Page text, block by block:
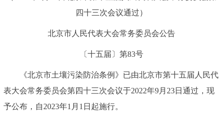
四十三次会议通过）
北京市人民代表大会常务委员会公告
〔十五届〕第83号
《北京市土壤污染防治条例》已由北京市第十五届人民代
表大会常务委员会第四十三次会议于2022年9月23日通过，现
予公布，自2023年1月1日起施行。